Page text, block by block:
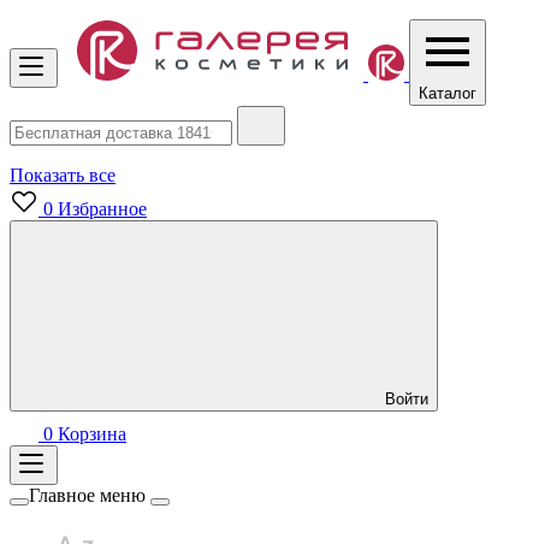
Каталог
Показать все
0 Избранное
Войти
0 Корзина
Главное меню